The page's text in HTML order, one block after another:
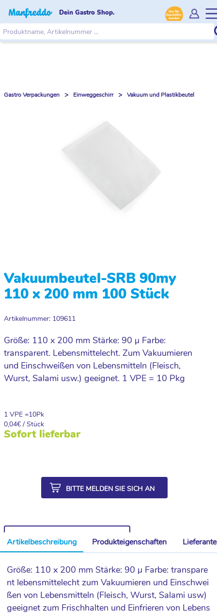
Dein Gastro Shop.
Gastro Verpackungen > Einweggeschirr > Vakuum und Plastikbeutel
Vakuumbeutel-SRB 90my
110 x 200 mm 100 Stück
Artikelnummer: 109611
Größe: 110 x 200 mm Stärke: 90 µ Farbe:
transparent. Lebensmittelecht. Zum Vakuumieren
und Einschweißen von Lebensmitteln (Fleisch,
Wurst, Salami usw.) geeignet. 1 VPE = 10 Pkg
1 VPE =10Pk
0,04€ / Stück
Sofort lieferbar
BITTE MELDEN SIE SICH AN
Artikelbeschreibung Produkteigenschaften
Größe: 110 x 200 mm Stärke: 90 µ Farbe: transpare
nt lebensmittelecht zum Vakuumieren und Einschwei
ßen von Lebensmitteln (Fleisch, Wurst, Salami usw)
geeignet zum Frischhalten und Einfrieren von Lebens